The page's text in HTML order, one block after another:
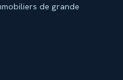
de grande